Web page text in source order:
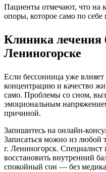
Пациенты отмечают, что на
опоры, которое само по
Клиника лечения
Лениногорске
Если бессонница уже
концентрацию и качество
само. Проблемы со сном,
эмоциональным
причиной.
Запишитесь на онлайн-
Записаться можно из любой
г. Лениногорск. Специалист
восстановить внутренний
спокойный сон — без